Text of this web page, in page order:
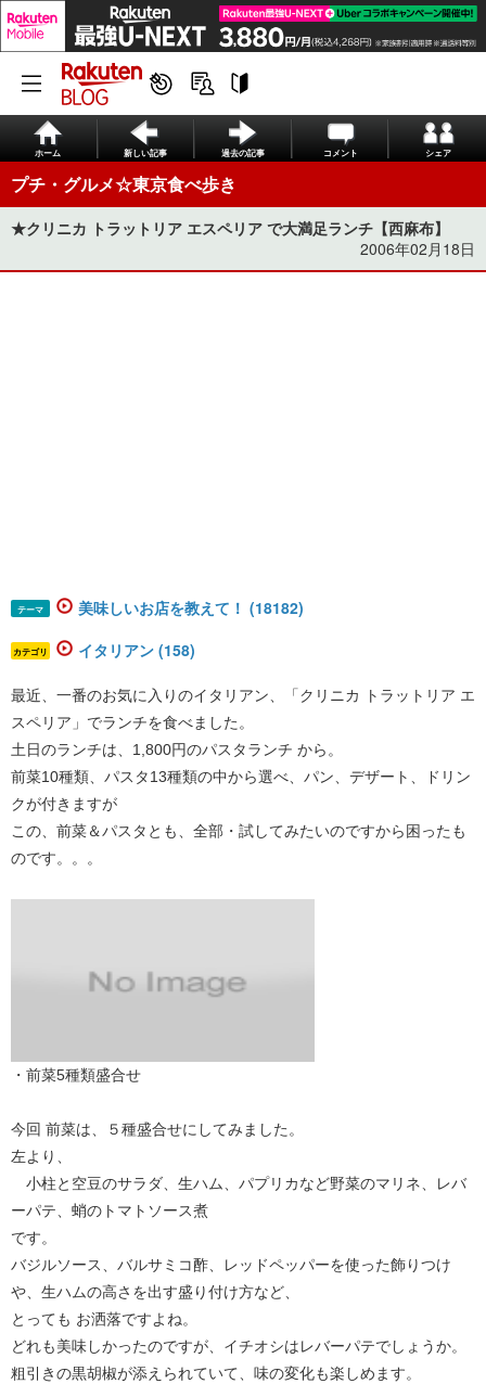
ホーム 新しい記事 過去の記事 コメント シェア
プチ・グルメ☆東京食べ歩き
★クリニカ トラットリア エスペリア で大満足ランチ【西麻布】
2006年02月18日
テーマ 美味しいお店を教えて！ (18182)
カテゴリ イタリアン (158)
最近、一番のお気に入りのイタリアン、「クリニカ トラットリア エ
スペリア」でランチを食べました。
土日のランチは、1,800円のパスタランチ から。
前菜10種類、パスタ13種類の中から選べ、パン、デザート、ドリン
クが付きますが
この、前菜＆パスタとも、全部・試してみたいのですから困ったも
のです。。。
・前菜5種類盛合せ
今回 前菜は、５種盛合せにしてみました。
左より、
小柱と空豆のサラダ、生ハム、パプリカなど野菜のマリネ、レバ
ーパテ、蛸のトマトソース煮
です。
バジルソース、バルサミコ酢、レッドペッパーを使った飾りつけ
や、生ハムの高さを出す盛り付け方など、
とっても お洒落ですよね。
どれも美味しかったのですが、イチオシはレバーパテでしょうか。
粗引きの黒胡椒が添えられていて、味の変化も楽しめます。